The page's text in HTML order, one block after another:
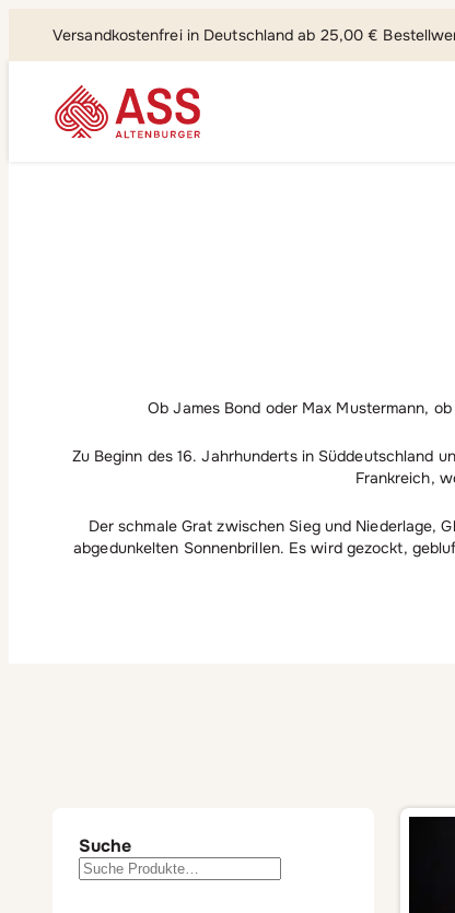
Versandkostenfrei in Deutschland ab 25,00 €
Ob James Bond oder Max Mustermann,
Zu Beginn des 16. Jahrhunderts in Süddeutschland
Frankreich,
Der schmale Grat zwischen Sieg und Niederlage,
abgedunkelten Sonnenbrillen. Es wird gezockt,
Suche